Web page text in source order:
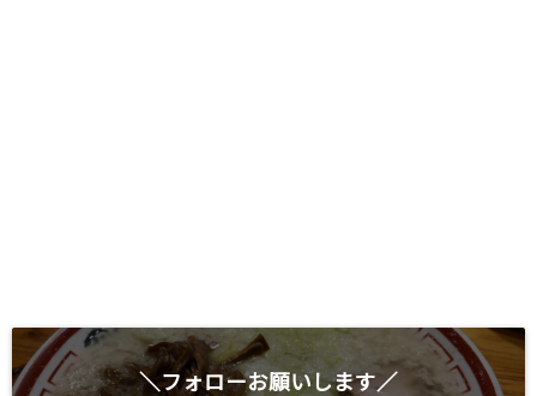
＼フォローお願いします／